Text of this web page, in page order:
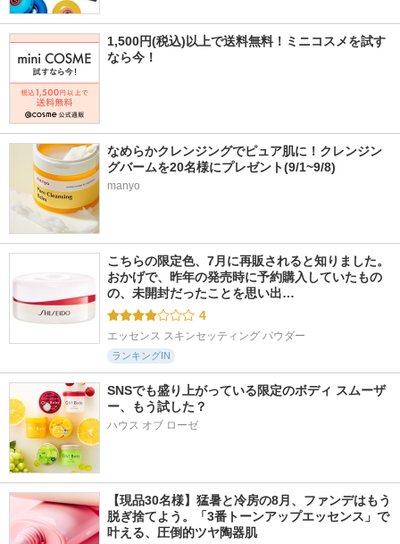
1,500円(税込)以上で送料無料！ミニコスメを試す
なら今！
なめらかクレンジングでピュア肌に！クレンジン
グバームを20名様にプレゼント(9/1~9/8)
manyo
こちらの限定色、7月に再販されると知りました。
おかげで、昨年の発売時に予約購入していたもの
の、未開封だったことを思い出…
4
エッセンス スキンセッティング パウダー
ランキングIN
SNSでも盛り上がっている限定のボディ スムーザ
ー、もう試した？
ハウス オブ ローゼ
【現品30名様】猛暑と冷房の8月、ファンデはもう
脱ぎ捨てよう。「3番トーンアップエッセンス」で
叶える、圧倒的ツヤ陶器肌